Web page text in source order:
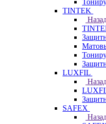
TINTEK
LUXFIL
SAFEX